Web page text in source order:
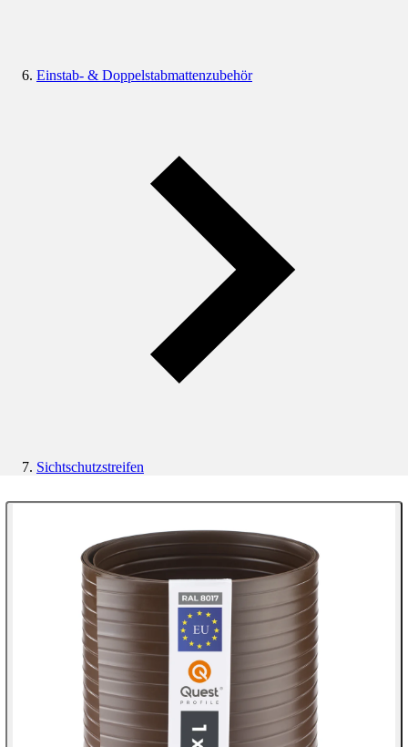
Einstab- & Doppelstabmattenzubehör
Sichtschutzstreifen